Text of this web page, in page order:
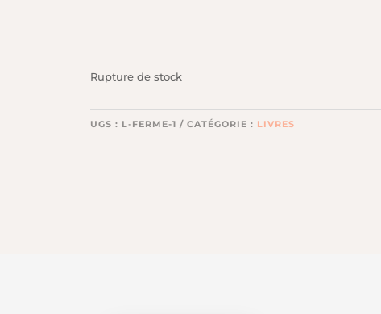
Rupture de stock
UGS : L-FERME-1 CATÉGORIE : LIVRES